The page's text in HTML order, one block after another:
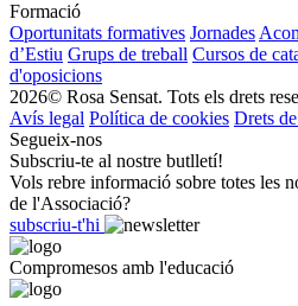
Formació
Oportunitats formatives Jornades
d’Estiu Grups de treball Cursos de
d'oposicions
2026© Rosa Sensat. Tots els drets
Avís legal Política de cookies Drets
Segueix-nos
Subscriu-te al nostre butlletí!
Vols rebre informació sobre totes les
de l'Associació?
subscriu-t'hi
Compromesos amb l'educació